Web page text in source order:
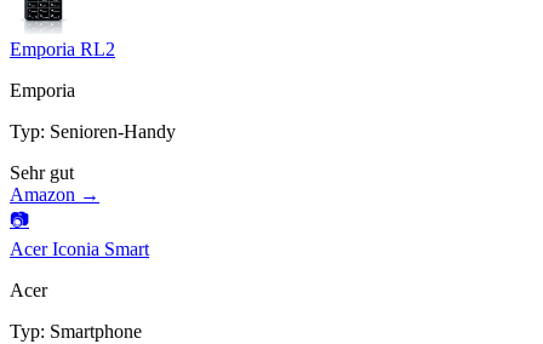
Emporia RL2
Emporia
Typ: Senioren-Handy
Sehr gut
Amazon →
📷
Acer Iconia Smart
Acer
Typ: Smartphone